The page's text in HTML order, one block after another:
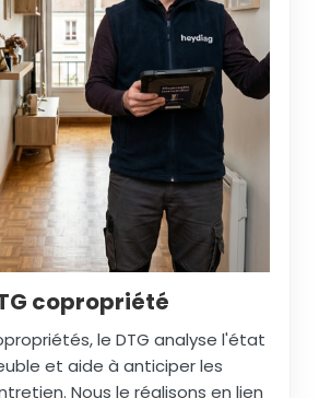
copropriété
le DTG analyse l'état
et aide à anticiper les
Nous le réalisons en lien